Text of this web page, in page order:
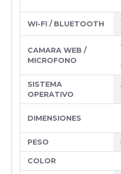
WI-FI / BLUETOOTH
CAMARA WEB /
MICROFONO
SISTEMA
OPERATIVO
DIMENSIONES
PESO
COLOR